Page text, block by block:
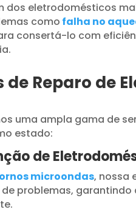
dos eletrodomésticos
como falha no
consertá-lo com
de Reparo de
uma ampla gama de
estado:
de
microondas, nossa
problemas, garantindo